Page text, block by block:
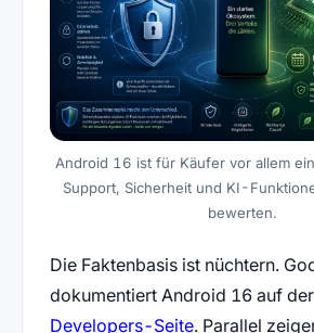
Android 16 ist für Käufer vor allem
Support, Sicherheit und KI-
bewerten.
Die Faktenbasis ist nüchtern.
dokumentiert Android 16 auf der
Developers-Seite. Parallel